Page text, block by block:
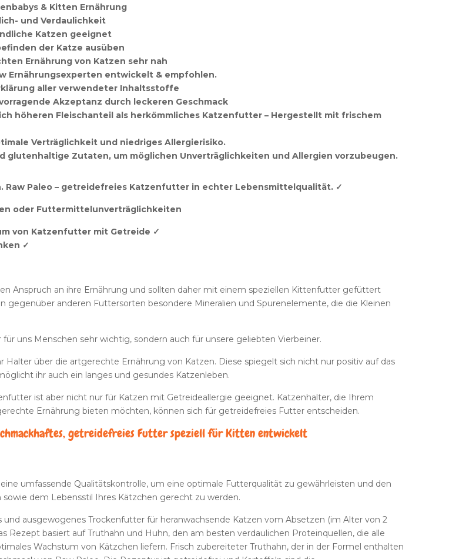
& Kitten Ernährung
und Verdaulichkeit
Katzen geeignet
der Katze ausüben
Ernährung von Katzen sehr nah
Ernährungsexperten entwickelt & empfohlen.
aller verwendeter Inhaltsstoffe
Akzeptanz durch leckeren Geschmack
höheren Fleischanteil als herkömmliches Katzenfutter – Hergestellt mit frischem
Verträglichkeit und niedriges Allergierisiko.
glutenhaltige Zutaten, um möglichen Unverträglichkeiten und Allergien vorzubeugen.
Raw Paleo – getreidefreies Katzenfutter in echter Lebensmittelqualität. ✓
oder Futtermittelunverträglichkeiten
von Katzenfutter mit Getreide ✓
✓
Anspruch an ihre Ernährung und sollten daher mit einem speziellen Kittenfutter gefüttert
anderen Futtersorten besondere Mineralien und Spurenelemente, die die Kleinen
uns Menschen sehr wichtig, sondern auch für unsere geliebten Vierbeiner.
Halter über die artgerechte Ernährung von Katzen. Diese spiegelt sich nicht nur positiv auf das
ihr auch ein langes und gesundes Katzenleben.
ist aber nicht nur für Katzen mit Getreideallergie geeignet. Katzenhalter, die Ihrem
Ernährung bieten möchten, können sich für getreidefreies Futter entscheiden.
schmackhaftes, getreidefreies Futter speziell für Kitten entwickelt
umfassende Qualitätskontrolle, um eine optimale Futterqualität zu gewährleisten und den
dem Lebensstil Ihres Kätzchen gerecht zu werden.
und ausgewogenes Trockenfutter für heranwachsende Katzen vom Absetzen (im Alter von 2
Rezept basiert auf Truthahn und Huhn, den am besten verdaulichen Proteinquellen, die alle
Wachstum von Kätzchen liefern. Frisch zubereiteter Truthahn, der in der Formel enthalten